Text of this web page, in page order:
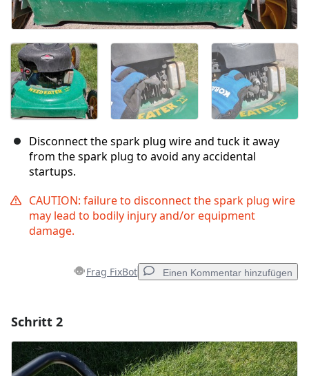
Disconnect the spark plug wire and tuck it away
from the spark plug to avoid any accidental
startups.
CAUTION: failure to disconnect the spark plug wire
may lead to bodily injury and/or equipment
damage.
Frag FixBot Einen Kommentar hinzufügen
Kommentar hinzufügen
Schritt 2